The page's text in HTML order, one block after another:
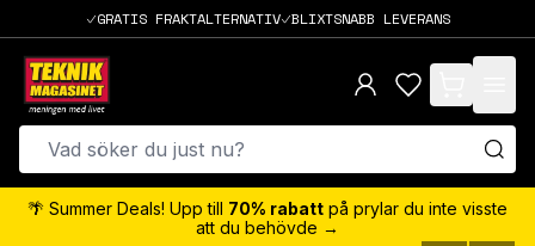
GRATIS FRAKTALTERNATIV BLIXTSNABB LEVERANS
items in cart,
🌴 Summer Deals! Upp till 70% rabatt på prylar du inte visste
att du behövde →